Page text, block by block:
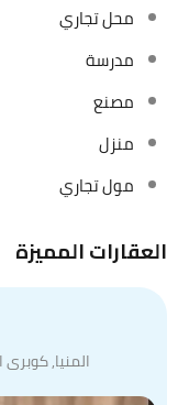
محل تجاري
مدرسة
مصنع
منزل
مول تجاري
العقارات المميزة
المنيا, كوبرى